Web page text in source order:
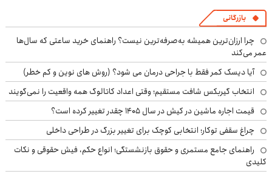
بازرگانی
چرا ارزان‌ترین همیشه به‌صرفه‌ترین نیست؟ راهنمای خرید ساعتی که سال‌ها
عمر می‌کند
آیا دیسک کمر فقط با جراحی درمان می شود؟ (روش های نوین و کم خطر)
انتخاب گیربکس شافت مستقیم؛ وقتی اعداد کاتالوگ همه واقعیت را نمی‌گویند
قیمت اجاره ماشین در کیش در سال ۱۴۰۵ چقدر تغییر کرده است؟
چراغ سقفی توکار؛ انتخابی کوچک برای تغییر بزرگ در طراحی داخلی
راهنمای جامع مستمری و حقوق بازنشستگی؛ انواع حکم، فیش حقوقی و نکات
کلیدی